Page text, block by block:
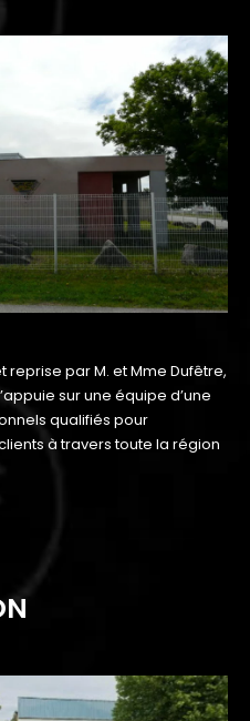
reprise par M. et Mme Dufêtre,
sur une équipe d’une
qualifiés pour
à travers toute la région